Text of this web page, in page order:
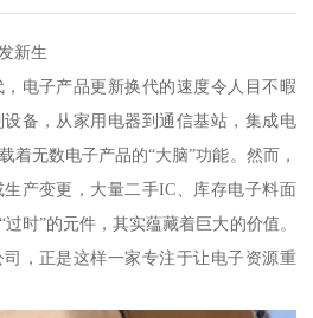
新生
电子产品更新换代的速度令人目不暇
备，从家用电器到通信基站，集成电
着无数电子产品的“大脑”功能。然而，
产变更，大量二手IC、库存电子料面
时”的元件，其实蕴藏着巨大的价值。
，正是这样一家专注于让电子资源重